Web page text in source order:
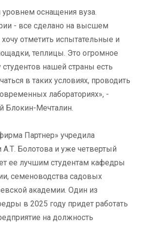
оснащения вуза.
- все сделано на высшем
отметить испытательные и
теплицы. Это огромное
студентов нашей страны есть
в таких условиях, проводить
лабораториях», -
Блокин-Мечталин.
Партнер» учредила
Болотова и уже четвертый
ее лучшим студентам кафедры
семеноводства садовых
академии. Один из
в 2025 году придет работать
на должность